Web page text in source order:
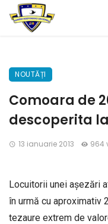
NOUTĂȚI
Comoara de
descoperita
13 ianuarie 2013 964
Locuitorii unei așezări
în urmă cu aproximativ
tezaure extrem de